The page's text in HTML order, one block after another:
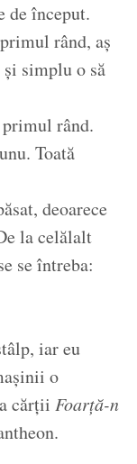
de început.
rând, aș
și simplu o să
rând.
Toată
deoarece
la celălalt
se întreba:
iar eu
o
cărții Foarță-n